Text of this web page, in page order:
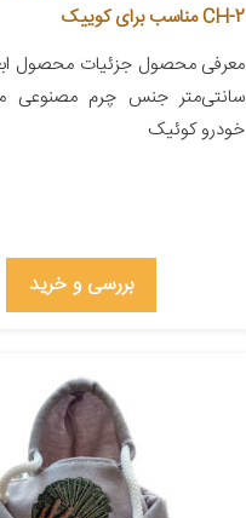
CH-2 مناسب برای کوییک
سانتی‌متر جنس چرم مصنوعی
خودرو کوئیک
بررسی و خرید